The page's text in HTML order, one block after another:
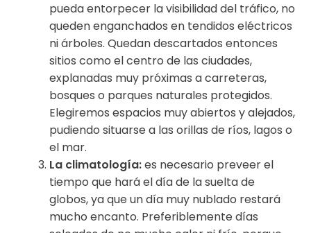
pueda entorpecer la visibilidad del tráfico, no
queden enganchados en tendidos eléctricos
ni árboles. Quedan descartados entonces
sitios como el centro de las ciudades,
explanadas muy próximas a carreteras,
bosques o parques naturales protegidos.
Elegiremos espacios muy abiertos y alejados,
pudiendo situarse a las orillas de ríos, lagos o
el mar.
La climatología:es necesario preveer el
tiempo que hará el día de la suelta de
globos, ya que un día muy nublado restará
mucho encanto. Preferiblemente días